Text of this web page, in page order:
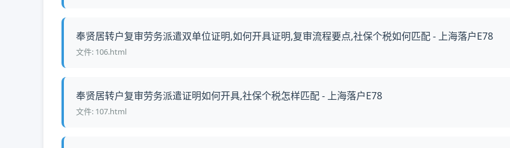
奉贤居转户复审劳务派遣双单位证明,如何开具证明,复审流程要点,社保个税如何匹配 - 上海落户E78
文件: 106.html
奉贤居转户复审劳务派遣证明如何开具,社保个税怎样匹配 - 上海落户E78
文件: 107.html